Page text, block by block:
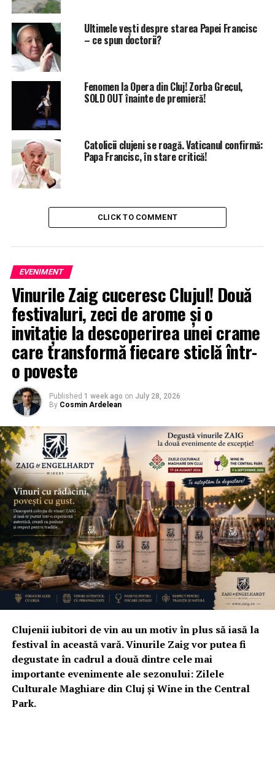
Ultimele vești despre starea Papei Francisc
– ce spun doctorii?
Fenomen la Opera din Cluj! Zorba Grecul,
SOLD OUT înainte de premieră!
Catolicii clujeni se roagă. Vaticanul confirmă:
Papa Francisc, în stare critică!
CLICK TO COMMENT
EVENIMENT
Vinurile Zaig cuceresc Clujul! Două
festivaluri, zeci de arome și o
invitație la descoperirea unei crame
care transformă fiecare sticlă într-
o poveste
Published 1 week ago on July 28, 2026
By Cosmin Ardelean
Clujenii iubitori de vin au un motiv în plus să iasă la
festival în această vară. Vinurile Zaig vor putea fi
degustate în cadrul a două dintre cele mai
importante evenimente ale sezonului: Zilele
Culturale Maghiare din Cluj și Wine in the Central
Park.